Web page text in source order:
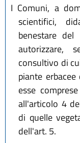
I Comuni, a
scientifici,
benestare
autorizzare,
consultivo di
piante
esse
all'articolo 4
di quelle
dell'art. 5.